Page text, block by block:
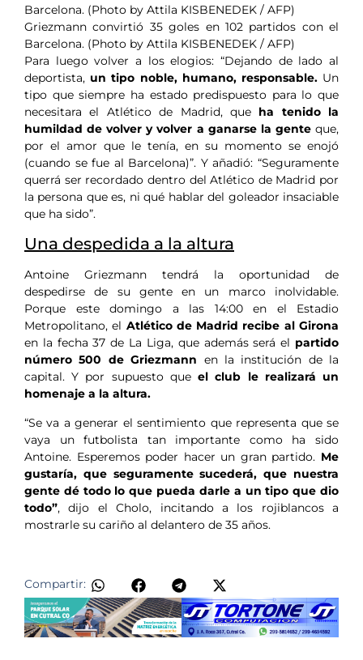
Griezmann convirtió 35 goles en 102 partidos con el
Barcelona. (Photo by Attila KISBENEDEK / AFP)
Para luego volver a los elogios: “Dejando de lado al
deportista, un tipo noble, humano, responsable. Un
tipo que siempre ha estado predispuesto para lo que
necesitara el Atlético de Madrid, que ha tenido la
humildad de volver y volver a ganarse la genteque,
por el amor que le tenía, en su momento se enojó
(cuando se fue al Barcelona)”. Y añadió: “Seguramente
querrá ser recordado dentro del Atlético de Madrid por
la persona que es, ni qué hablar del goleador insaciable
que ha sido”.
Una despedida a la altura
Antoine Griezmann tendrá la oportunidad de
despedirse de su gente en un marco inolvidable.
Porque este domingo a las 14:00 en el Estadio
Metropolitano, el Atlético de Madrid recibe al Girona
en la fecha 37 de La Liga, que además será el partido
número 500 de Griezmann en la institución de la
capital. Y por supuesto queel club le realizará un
homenaje a la altura.
“Se va a generar el sentimiento que representa que se
vaya un futbolista tan importante como ha sido
Antoine. Esperemos poder hacer un gran partido. Me
gustaría, que seguramente sucederá, que nuestra
gente dé todo lo que pueda darle a un tipo que dio
todo”, dijo el Cholo, incitando a los rojiblancos a
mostrarle su cariño al delantero de 35 años.
Compartir: